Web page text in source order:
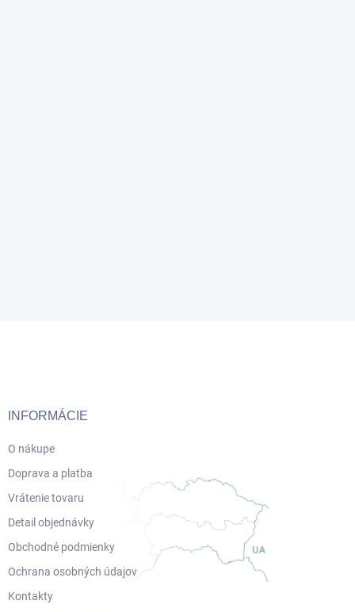
INFORMÁCIE
O nákupe
Doprava a platba
Vrátenie tovaru
Detail objednávky
Obchodné podmienky
Ochrana osobných údajov
Kontakty